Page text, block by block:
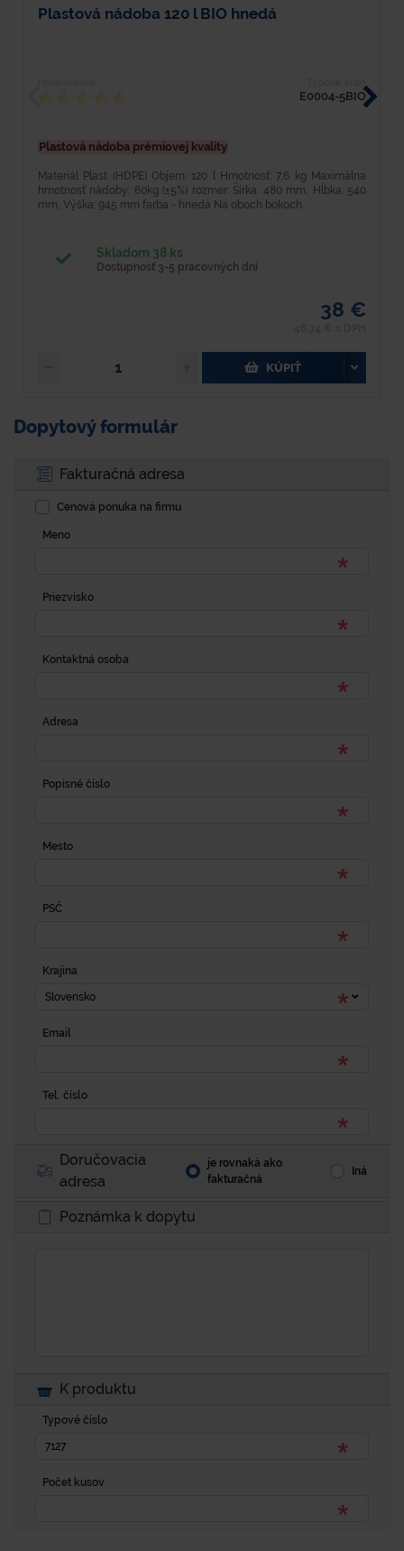
Plastová nádoba 120 l BIO hnedá
E0004-5BIO
Plastová nádoba prémiovej kvality
Materiál Plast (HDPE) Objem: 120 l Hmotnosť: 7,6 kg Maximálna
hmotnosť nádoby: 60kg (±5%) rozmer: Šírka: 480 mm, Hĺbka: 540
mm, Výška: 945 mm farba - hnedá Na oboch bokoch...
Skladom 38 ks
Dostupnosť 3-5 pracovných dní
38 €
KÚPIŤ
Dopytový formulár
Fakturačná adresa
Cenová ponuka na firmu
Meno
Priezvisko
Kontaktná osoba
Adresa
Popisné číslo
Mesto
PSČ
Krajina
Slovensko
Email
Tel. číslo
Doručovacia
adresa
je rovnaká ako
fakturačná
Iná
Poznámka k dopytu
K produktu
Typové číslo
Počet kusov